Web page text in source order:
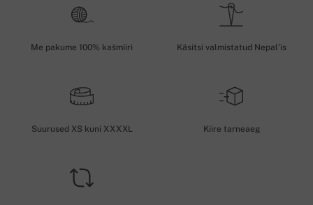
Me pakume 100% kašmiiri Käsitsi valmistatud Nepal'is
Suurused XS kuni XXXXL Kiire tarneaeg